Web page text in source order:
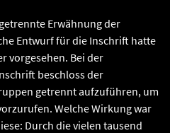
Erwähnung der
Entwurf für die Inschrift hatte
vorgesehen. Bei der
beschloss der
getrennt aufzuführen, um
Welche Wirkung war
Durch die vielen tausend